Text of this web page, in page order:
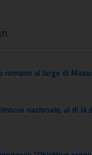
al largo di
nazionale, al di là